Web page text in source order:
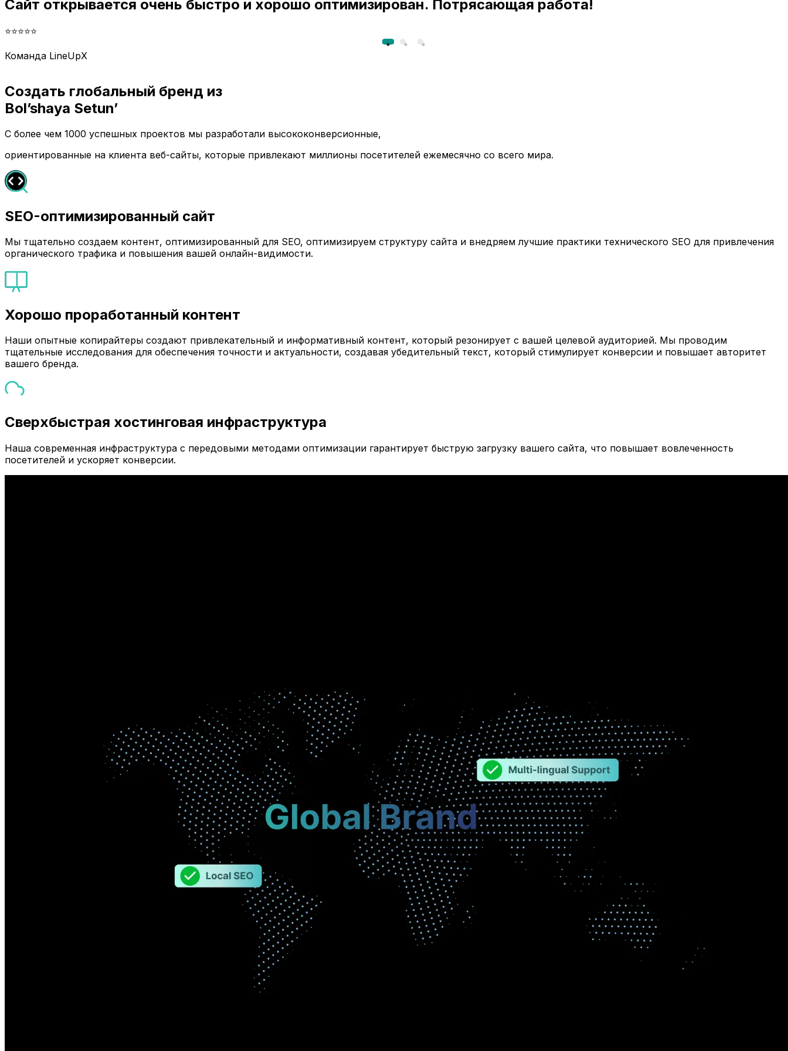
Сайт открывается очень быстро и хорошо оптимизирован. Потрясающая работа!
⭐⭐⭐⭐⭐
Команда LineUpX
Создать глобальный бренд из
Bol’shaya Setun’
С более чем 1000 успешных проектов мы разработали высококонверсионные,
ориентированные на клиента веб-сайты, которые привлекают миллионы посетителей ежемесячно со всего мира.
SEO-оптимизированный сайт
Мы тщательно создаем контент, оптимизированный для SEO, оптимизируем структуру сайта и внедряем лучшие практики технического SEO для привлечения
органического трафика и повышения вашей онлайн-видимости.
Хорошо проработанный контент
Наши опытные копирайтеры создают привлекательный и информативный контент, который резонирует с вашей целевой аудиторией. Мы проводим
тщательные исследования для обеспечения точности и актуальности, создавая убедительный текст, который стимулирует конверсии и повышает авторитет
вашего бренда.
Сверхбыстрая хостинговая инфраструктура
Наша современная инфраструктура с передовыми методами оптимизации гарантирует быструю загрузку вашего сайта, что повышает вовлеченность
посетителей и ускоряет конверсии.